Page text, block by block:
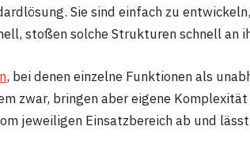
Sie sind einfach zu
stoßen solche Strukturen schnell an
, bei denen einzelne Funktionen als
zwar, bringen aber eigene
jeweiligen Einsatzbereich ab und